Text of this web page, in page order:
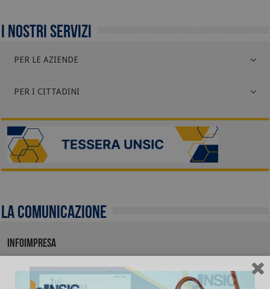
I nostri servizi
PER LE AZIENDE
PER I CITTADINI
La comunicazione
INFOIMPRESA